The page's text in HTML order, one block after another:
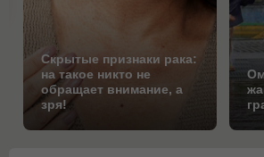
Скрытые признаки рака:
на такое никто не
обращает внимание, а
зря!